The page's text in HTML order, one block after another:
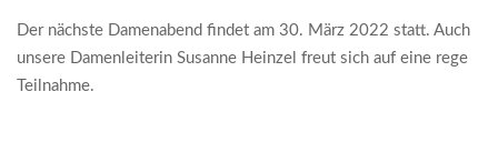
Der nächste Damenabend findet am 30. März 2022 statt. Auch
unsere Damenleiterin Susanne Heinzel freut sich auf eine rege
Teilnahme.